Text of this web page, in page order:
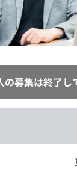
の募集は終了し